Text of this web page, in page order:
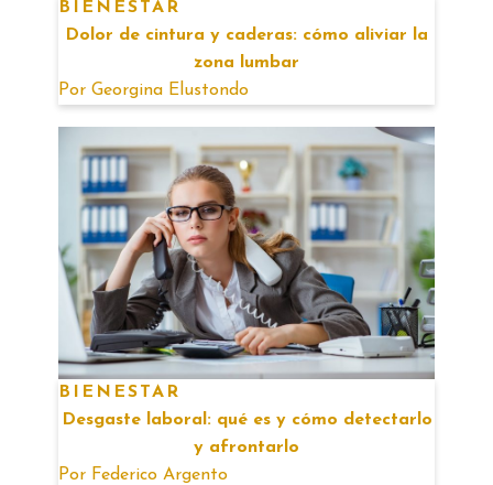
BIENESTAR
Dolor de cintura y caderas: cómo aliviar la
zona lumbar
Por Georgina Elustondo
BIENESTAR
Desgaste laboral: qué es y cómo detectarlo
y afrontarlo
Por Federico Argento